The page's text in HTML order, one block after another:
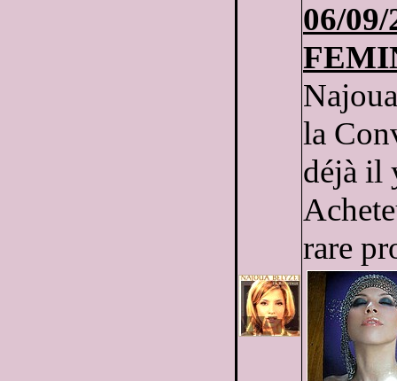
06/09/
la
déjà il
rare